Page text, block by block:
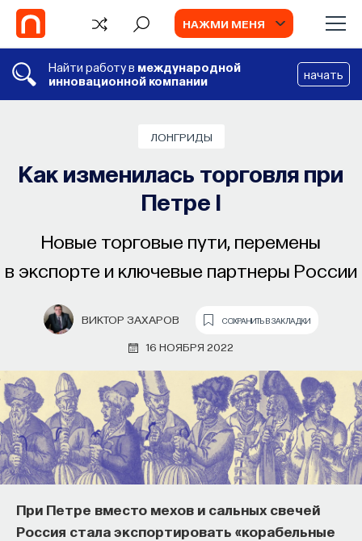
НАЖМИ МЕНЯ
Найти работу в международной
инновационной компании
начать
ЛОНГРИДЫ
Как изменилась торговля при
Петре I
Новые торговые пути, перемены
в экспорте и ключевые партнеры России
ВИКТОР ЗАХАРОВ СОХРАНИТЬ В ЗАКЛАДКИ
16 НОЯБРЯ 2022
При Петре вместо мехов и сальных свечей
Россия стала экспортировать «корабельные